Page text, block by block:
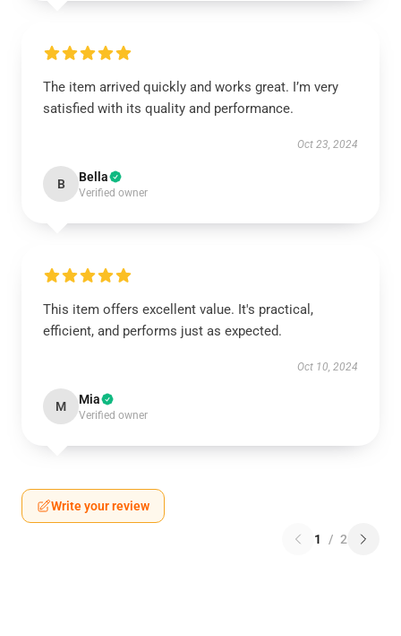
The item arrived quickly and works great. I’m very
satisfied with its quality and performance.
Oct 23, 2024
B Bella
Verified owner
This item offers excellent value. It's practical,
efficient, and performs just as expected.
Oct 10, 2024
M Mia
Verified owner
Write your review
1 / 2